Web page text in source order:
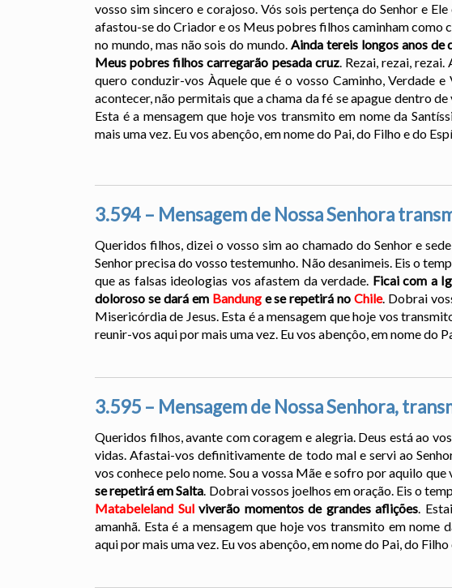
vosso sim sincero e corajoso. Vós sois pertença do Senhor e
afastou-se do Criador e os Meus pobres filhos caminham como
no mundo, mas não sois do mundo.Ainda tereis longos anos de
Meus pobres filhos carregarão pesada cruz. Rezai, rezai,
quero conduzir-vos Àquele que é o vosso Caminho, Verdade
acontecer, não permitais que a chama da fé se apague dentro
Esta é a mensagem que hoje vos transmito em nome da
mais uma vez. Eu vos abençôo, em nome do Pai, do Filho e do
3.594 – Mensagem de Nossa Senhora
Queridos filhos, dizei o vosso sim ao chamado do Senhor e
Senhor precisa do vosso testemunho. Não desanimeis. Eis o
que as falsas ideologias vos afastem da verdade. Ficai com a
doloroso se dará em Bandunge se repetirá noChile. Dobrai
Misericórdia de Jesus. Esta é a mensagem que hoje vos
reunir-vos aqui por mais uma vez. Eu vos abençôo, em nome do
3.595 – Mensagem de Nossa Senhora,
Queridos filhos, avante com coragem e alegria. Deus está ao
vidas. Afastai-vos definitivamente de todo mal e servi ao
vos conhece pelo nome. Sou a vossa Mãe e sofro por aquilo que
se repetirá em Salta. Dobrai vossos joelhos em oração. Eis o
Matabeleland Sulviverão momentos de grandes aflições.
amanhã. Esta é a mensagem que hoje vos transmito em
aqui por mais uma vez. Eu vos abençôo, em nome do Pai, do